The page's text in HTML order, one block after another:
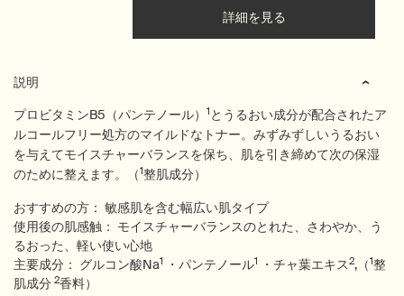
詳細を見る
説明
プロビタミンB5（パンテノール）
1 とうるおい成分が配合されたア
ルコールフリー処方のマイルドなトナー。みずみずしいうるおい
を与えてモイスチャーバランスを保ち、肌を引き締めて次の保湿
のために整えます。（1整肌成分）
おすすめの方： 敏感肌を含む幅広い肌タイプ
使用後の肌感触： モイスチャーバランスのとれた、さわやか、う
るおった、軽い使い心地
主要成分： グルコン酸Na1 ・パンテノール1 ・チャ葉エキス2,（1整
肌成分 2香料）